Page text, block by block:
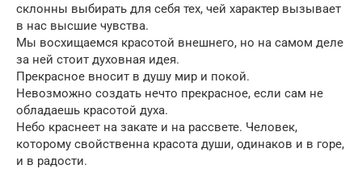
склонны выбирать для себя тех, чей характер вызывает
в нас высшие чувства.
Мы восхищаемся красотой внешнего, но на самом деле
за ней стоит духовная идея.
Прекрасное вносит в душу мир и покой.
Невозможно создать нечто прекрасное, если сам не
обладаешь красотой духа.
Небо краснеет на закате и на рассвете. Человек,
которому свойственна красота души, одинаков и в горе,
и в радости.